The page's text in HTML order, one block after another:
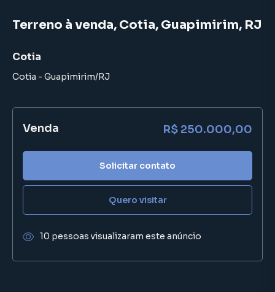
Terreno à venda, Cotia, Guapimirim, RJ
Cotia
Cotia - Guapimirim/RJ
Venda R$ 250.000,00
Solicitar contato
Quero visitar
10 pessoas visualizaram este anúncio